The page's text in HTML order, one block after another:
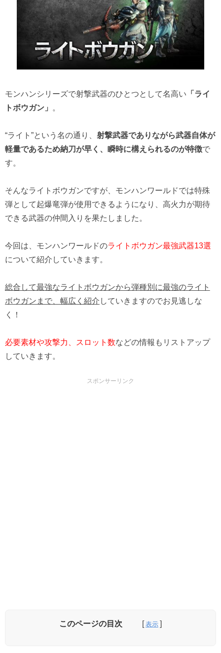
モンハンシリーズで射撃武器のひとつとして名高い 「ライ
トボウガン」
。
“ライト”という名の通り、 射撃武器でありながら武器自体が
軽量であるため納刀が早く、瞬時に構えられるのが特徴で
す。
そんなライトボウガンですが、モンハンワールドでは特殊
弾として起爆竜弾が使用できるようになり、高火力が期待
できる武器の仲間入りを果たしました。
今回は、モンハンワールドのライトボウガン最強武器13選
について紹介していきます。
総合して最強なライトボウガンから弾種別に最強のライト
ボウガンまで、幅広く紹介 していきますのでお見逃しな
く！
必要素材や攻撃力、スロット数などの情報もリストアップ
していきます。
スポンサーリンク
このページの目次